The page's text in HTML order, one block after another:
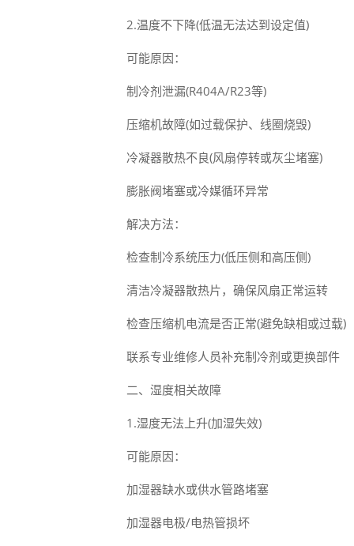
2.温度不下降(低温无法达到设定值)
可能原因：
制冷剂泄漏(R404A/R23等)
压缩机故障(如过载保护、线圈烧毁)
冷凝器散热不良(风扇停转或灰尘堵塞)
膨胀阀堵塞或冷媒循环异常
解决方法：
检查制冷系统压力(低压侧和高压侧)
清洁冷凝器散热片，确保风扇正常运转
检查压缩机电流是否正常(避免缺相或过载)
联系专业维修人员补充制冷剂或更换部件
二、湿度相关故障
1.湿度无法上升(加湿失效)
可能原因：
加湿器缺水或供水管路堵塞
加湿器电极/电热管损坏